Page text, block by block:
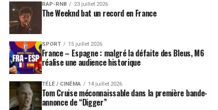
RAP-RNB 23 juillet 2026
The Weeknd bat un record en France
SPORT 15 juillet 2026
France – Espagne : malgré la défaite des Bleus, M6
réalise une audience historique
TÉLÉ / CINÉMA 14 juillet 2026
Tom Cruise méconnaissable dans la première bande-
annonce de “Digger”